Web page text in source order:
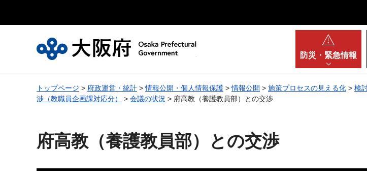
防災・ 緊急情報
トップページ > 府政運営・統計 >情報公開・個人情報保護 >情報公開 > 施策プロセスの見える化 > 検
渉（教職員企画課対応分）
> 会議の状況 > 府高教（養護教員部）との交渉
府高教（養護教員部）との交渉